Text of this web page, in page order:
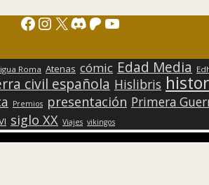
Facebook
Instagram
X Discord
Patreon
YouTube
Roma Atenas cómic Edad Media
civil española Hislibris
Premios presentación Primera
siglo XX Viajes vikingos